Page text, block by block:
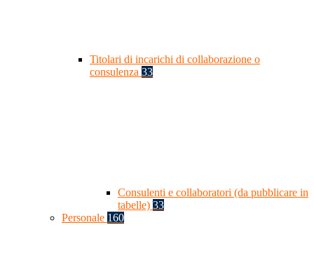
Titolari di incarichi di collaborazione o
consulenza 33
Consulenti e collaboratori (da pubblicare in
tabelle) 33
Personale 160